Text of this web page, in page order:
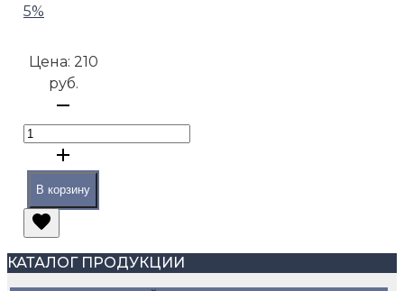
5%
Цена: 210
руб.
В корзину
КАТАЛОГ ПРОДУКЦИИ